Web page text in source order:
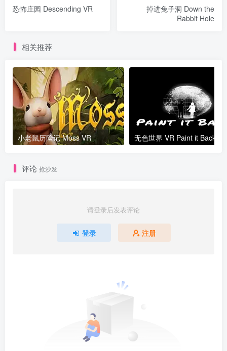
恐怖庄园 Descending VR
掉进兔子洞 Down the
Rabbit Hole
相关推荐
小老鼠历险记 Moss VR
评论 抢沙发
请登录后发表评论
登录 注册